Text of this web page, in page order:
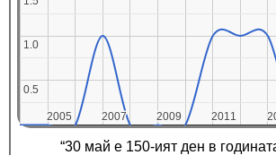
2005
2005 2007
2007 2009
2009 2011
2011
0.5
0.5
1.0
1.0
“30 май е 150-ият ден в